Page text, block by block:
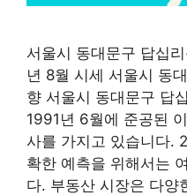
서울시 동대문구 답십
년 8월 시세 서울시 동
향 서울시 동대문구 답
1991년 6월에 준공된
사를 가지고 있습니다.
확한 예측을 위해서는
다. 부동산 시장은 다양